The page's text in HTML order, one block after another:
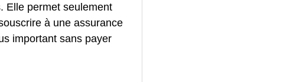
Elle permet seulement
à une assurance
important sans payer